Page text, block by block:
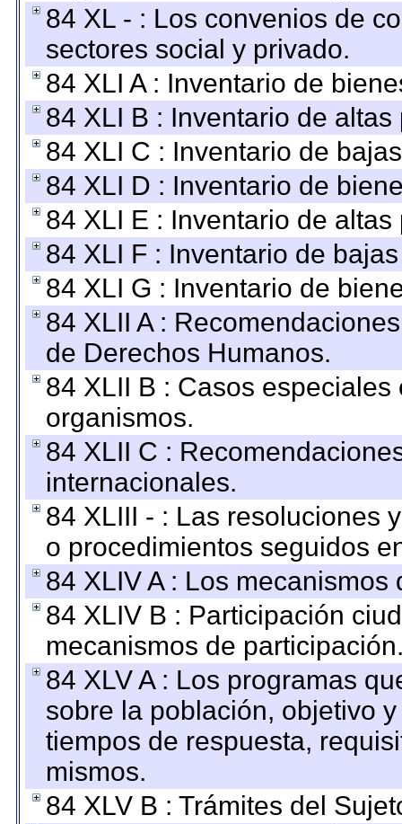
84 XL - : Los convenios de
sectores social y privado.
84 XLI A : Inventario de
84 XLI B : Inventario de
84 XLI C : Inventario de
84 XLI D : Inventario de
84 XLI E : Inventario de
84 XLI F : Inventario de
84 XLI G : Inventario de
84 XLII A :
de Derechos Humanos.
84 XLII B : Casos
organismos.
84 XLII C :
internacionales.
84 XLIII - : Las resoluciones
o procedimientos seguidos
84 XLIV A : Los
84 XLIV B : Participación
mecanismos de
84 XLV A : Los programas
sobre la población, objetivo
tiempos de respuesta,
mismos.
84 XLV B : Trámites del